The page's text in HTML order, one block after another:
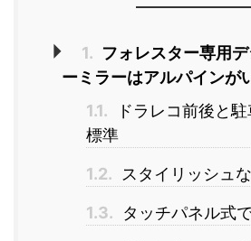
1. フォレスター専用
ーミラーはアルパインが
1.1.
ドラレコ前後と
標準
1.2. スタイリッシュ
1.3. タッチパネル式